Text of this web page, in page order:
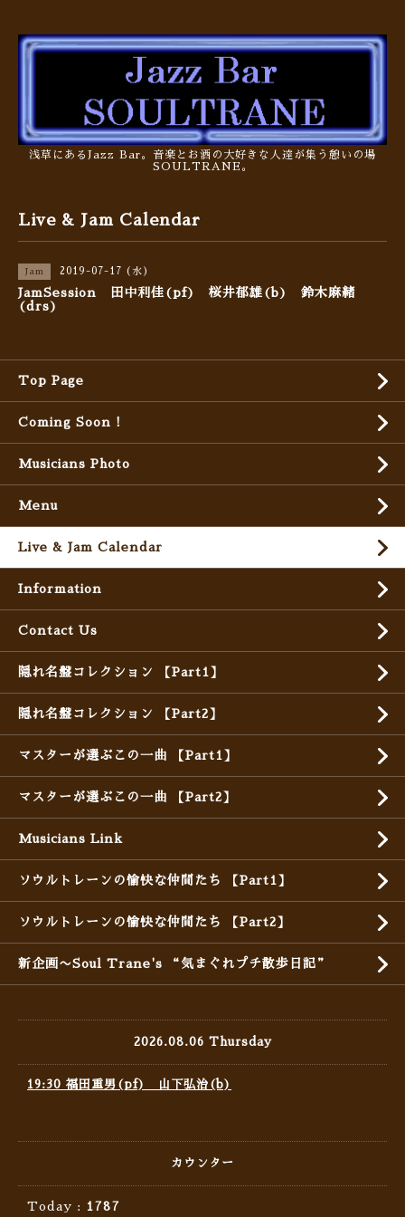
浅草にあるJazz Bar。音楽とお酒の大好きな人達が集う憩いの場
SOULTRANE。
Live & Jam Calendar
Jam 2019-07-17 (水)
JamSession 田中利佳(pf) 桜井郁雄(b) 鈴木麻緒
(drs)
Top Page
Coming Soon !
Musicians Photo
Menu
Live & Jam Calendar
Information
Contact Us
隠れ名盤コレクション 【Part1】
隠れ名盤コレクション 【Part2】
マスターが選ぶこの一曲 【Part1】
マスターが選ぶこの一曲 【Part2】
Musicians Link
ソウルトレーンの愉快な仲間たち 【Part1】
ソウルトレーンの愉快な仲間たち 【Part2】
新企画〜Soul Trane's “気まぐれプチ散歩日記”
2026.08.06 Thursday
19:30 福田重男(pf) 山下弘治(b)
カウンター
Today : 1787